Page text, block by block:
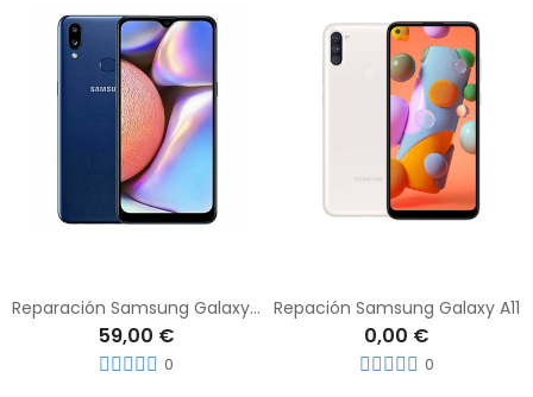
Reparación Samsung Galaxy A10s
59,00 €
0
Repación Samsung Galaxy A11
0,00 €
0